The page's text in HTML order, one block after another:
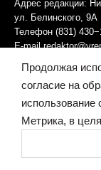
Адрес редакции:
ул. Белинского, 9А
Телефон (831)
E-mail
Правила
Информационная
Ресурс содержит
Продолжая
согласие на
использование
Метрика, в